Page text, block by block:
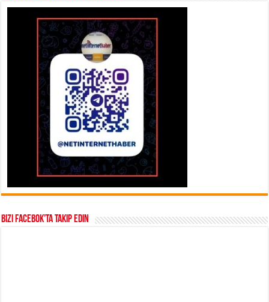
Bizi Facebok’ta takip edin